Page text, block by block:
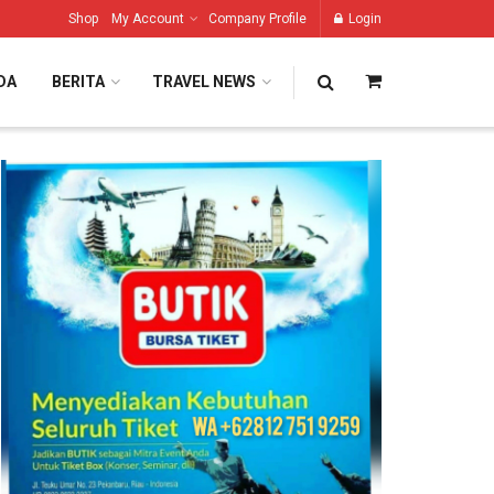
Shop My Account Company Profile Login
BERITA TRAVEL NEWS